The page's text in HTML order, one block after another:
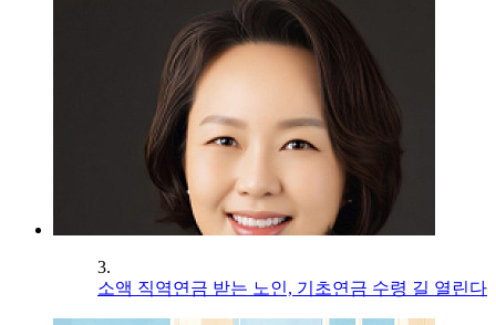
3.
소액 직역연금 받는 노인, 기초연금 수령 길 열린다